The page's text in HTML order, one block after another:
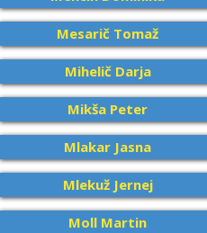
Mesarič Tomaž
Mihelič Darja
Mikša Peter
Mlakar Jasna
Mlekuž Jernej
Moll Martin